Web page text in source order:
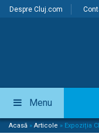
Despre Cluj.com
Menu
Acasă » Articole » Expoziția